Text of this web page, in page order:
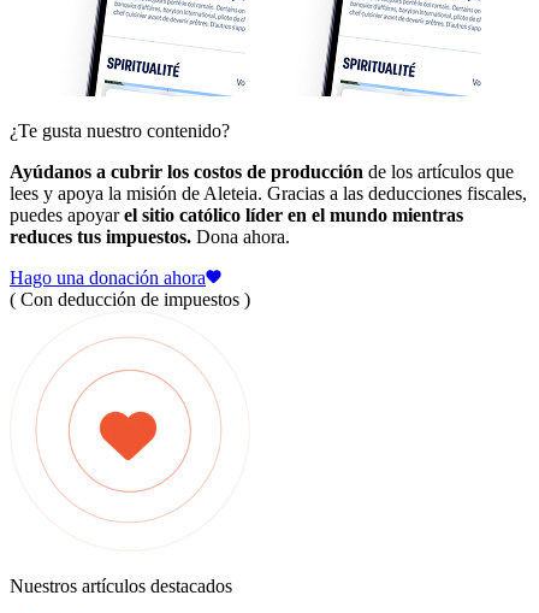
¿Te gusta nuestro contenido?
Ayúdanos a cubrir los costos de producción de los artículos que
lees y apoya la misión de Aleteia. Gracias a las deducciones fiscales,
puedes apoyarel sitio católico líder en el mundo mientras
reduces tus impuestos. Dona ahora.
Hago una donación ahora
( Con deducción de impuestos )
Nuestros artículos destacados